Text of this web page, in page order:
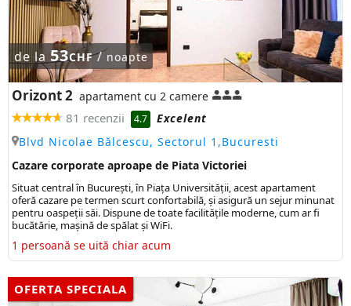
de la 53CHF/noapte
Orizont 2 apartament cu 2 camere
81 recenzii 4.7
Excelent
Blvd Nicolae Bălcescu, Sectorul 1,Bucuresti
Cazare corporate aproape de Piata Victoriei
Situat central în București, în Piața Universității, acest apartament
oferă cazare pe termen scurt confortabilă, și asigură un sejur minunat
pentru oaspeții săi. Dispune de toate facilitățile moderne, cum ar fi
bucătărie, mașină de spălat și WiFi.
1 persoană se uită chiar acum
OFERTA SPECIALA